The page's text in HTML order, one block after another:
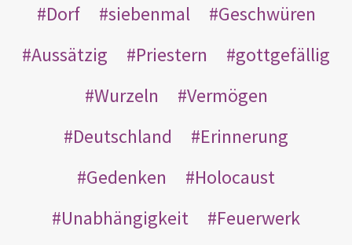
Dorf
siebenmal
Geschwüren
Aussätzig
Priestern
gottgefällig
Wurzeln
Vermögen
Deutschland
Erinnerung
Gedenken
Holocaust
Unabhängigkeit
Feuerwerk